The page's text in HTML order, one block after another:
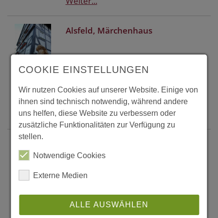
Alsfeld, Märchenhaus
(i)
Weiter...
Gotischer Fachwerkbau aus den
COOKIE EINSTELLUNGEN
Wir nutzen Cookies auf unserer Website. Einige von
ihnen sind technisch notwendig, während andere
uns helfen, diese Website zu verbessern oder
zusätzliche Funktionalitäten zur Verfügung zu
stellen.
Notwendige Cookies
Externe Medien
ALLE AUSWÄHLEN